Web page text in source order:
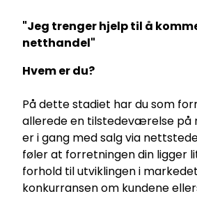
"Jeg trenger hjelp til å
netthandel"
Hvem er du?
På dette stadiet har du som
allerede en tilstedeværelse på
er i gang med salg via
føler at forretningen din ligger
forhold til utviklingen i
konkurransen om kundene